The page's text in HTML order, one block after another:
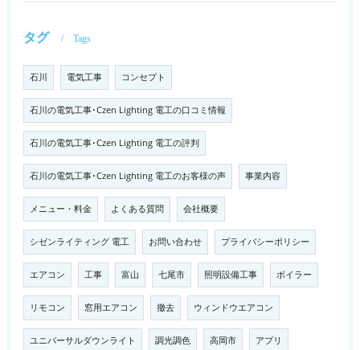
タグ Tags
石川 電気工事 コンセプト
石川の電気工事･Czen Lighting 電工の口コミ情報
石川の電気工事･Czen Lighting 電工の評判
石川の電気工事･Czen Lighting 電工のお客様の声 事業内容
メニュー・料金 よくある質問 会社概要
シゼンライティング 電工 お問い合わせ プライバシーポリシー
エアコン 工事 富山 七尾市 照明設備工事 ボイラー
リモコン 窓用エアコン 撤去 ウィンドウエアコン
ユニバーサルダウンライト 調光調色 高岡市 アプリ